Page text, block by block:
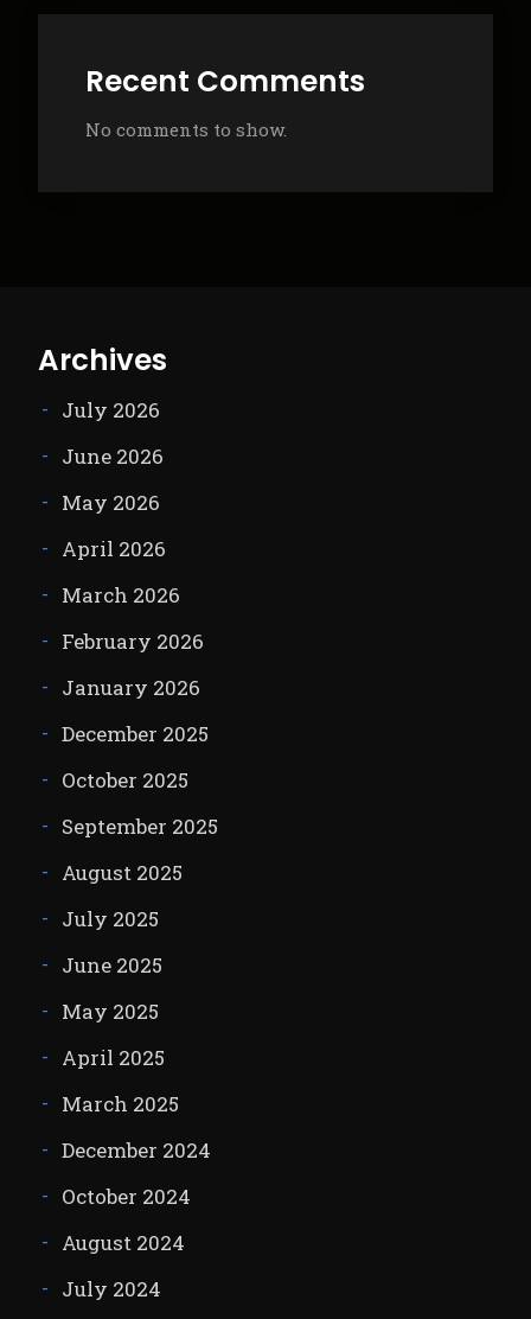
Recent Comments
No comments to show.
Archives
July 2026
June 2026
May 2026
April 2026
March 2026
February 2026
January 2026
December 2025
October 2025
September 2025
August 2025
July 2025
June 2025
May 2025
April 2025
March 2025
December 2024
October 2024
August 2024
July 2024